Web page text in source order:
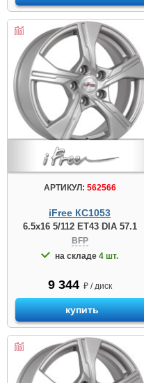
АРТИКУЛ: 562566
iFree КС1053
6.5x16 5/112 ET43 DIA 57.1
BFP
на складе 4 шт.
9 344 ₽ / диск
купить